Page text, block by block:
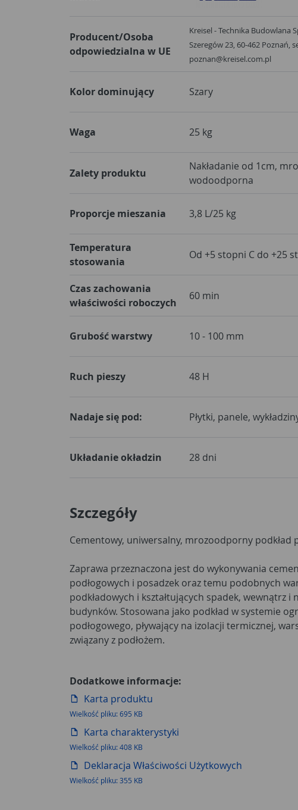
Producent/Osoba
odpowiedzialna w UE
Kreisel - Technika Budowlana
Szeregów 23, 60-462 Poznań,
poznan@kreisel.com.pl
Kolor dominujący Szary
Waga 25 kg
Zalety produktu
Nakładanie od 1cm,
wodoodporna
Proporcje mieszania 3,8 L/25 kg
Temperatura
stosowania
Od +5 stopni C do +25
Czas zachowania
właściwości roboczych
60 min
Grubość warstwy 10 - 100 mm
Ruch pieszy 48 H
Nadaje się pod: Płytki, panele,
Układanie okładzin 28 dni
Szczegóły
Cementowy, uniwersalny, mrozoodporny podkład
Zaprawa przeznaczona jest do wykonywania
podłogowych i posadzek oraz temu podobnych
podkładowych i kształtujących spadek, wewnątrz i
budynków. Stosowana jako podkład w systemie
podłogowego, pływający na izolacji termicznej,
związany z podłożem.
Dodatkowe informacje:
Karta produktu
Wielkość pliku: 695 KB
Karta charakterystyki
Wielkość pliku: 408 KB
Deklaracja Właściwości Użytkowych
Wielkość pliku: 355 KB